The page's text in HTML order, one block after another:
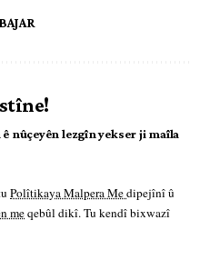
nûçeyên lezgîn yekser ji maîla
Polîtikaya Malpera Medipejînî û
meqebûl dikî. Tu kendî bixwazî